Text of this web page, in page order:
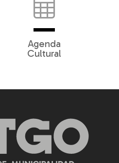
Agenda
Cultural